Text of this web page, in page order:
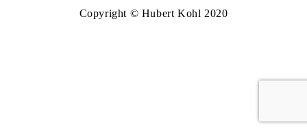
Copyright © Hubert Kohl 2020